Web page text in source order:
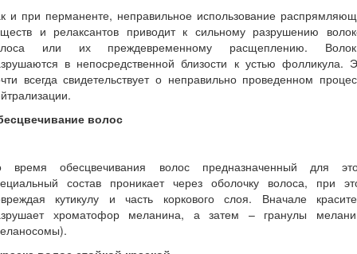
и при перманенте, неправильное использование
и релаксантов приводит к сильному разрушению
или их преждевременному расщеплению.
в непосредственной близости к устью фолликула.
всегда свидетельствует о неправильно проведенном
волос
время обесцвечивания волос предназначенный для
состав проникает через оболочку волоса, при
кутикулу и часть коркового слоя. Вначале
хроматофор меланина, а затем – гранулы